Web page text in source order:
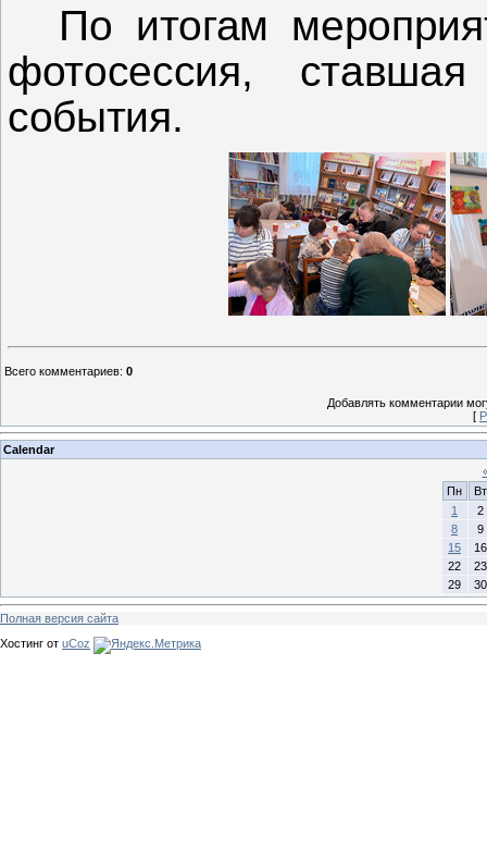
По итогам
фотосессия,
события.
Всего комментариев: 0
Добавлять комментарии
[
Calendar
Пн
Вт
1
2
8
9
15
16
22
23
29
30
Полная версия сайта
Хостинг от uCoz